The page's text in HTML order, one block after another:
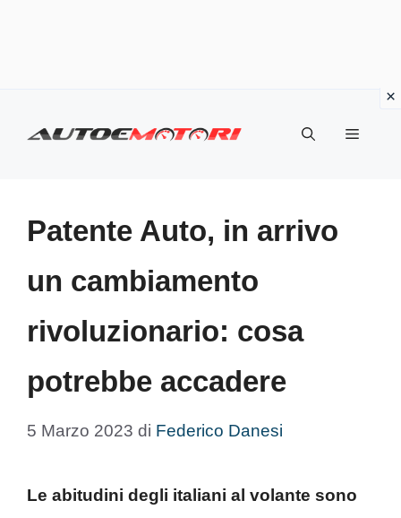
Menu
Patente Auto, in arrivo
un cambiamento
rivoluzionario: cosa
potrebbe accadere
5 Marzo 2023 di Federico Danesi
Le abitudini degli italiani al volante sono